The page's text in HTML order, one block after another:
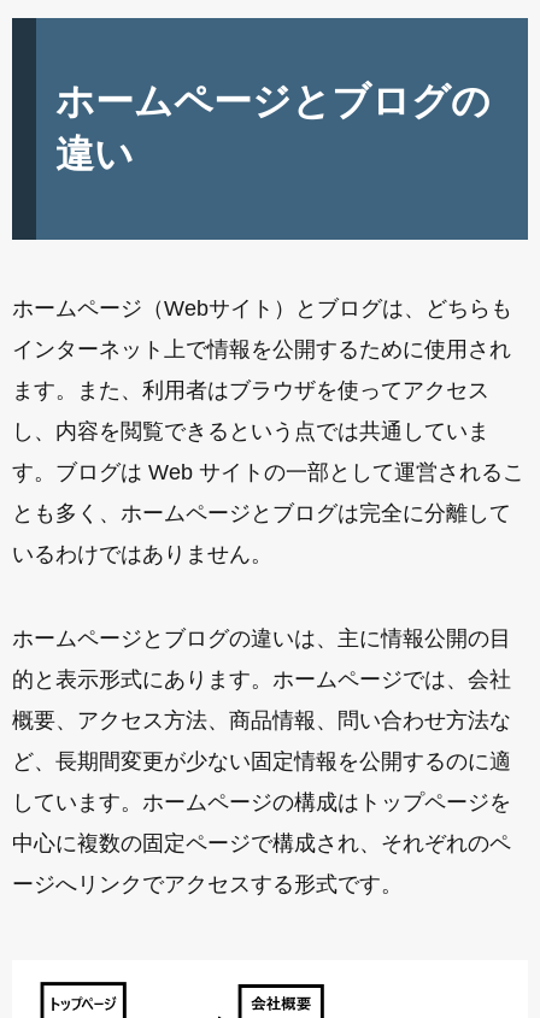
ホームページとブログの
違い
ホームページ（Webサイト）とブログは、どちらも
インターネット上で情報を公開するために使用され
ます。また、利用者はブラウザを使ってアクセス
し、内容を閲覧できるという点では共通していま
す。ブログは Web サイトの一部として運営されるこ
とも多く、ホームページとブログは完全に分離して
いるわけではありません。
ホームページとブログの違いは、主に情報公開の目
的と表示形式にあります。ホームページでは、会社
概要、アクセス方法、商品情報、問い合わせ方法な
ど、長期間変更が少ない固定情報を公開するのに適
しています。ホームページの構成はトップページを
中心に複数の固定ページで構成され、それぞれのペ
ージへリンクでアクセスする形式です。